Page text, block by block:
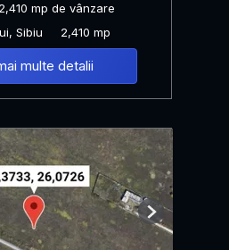
mp de vânzare
Sibiu
2,410 mp
multe detalii
Next